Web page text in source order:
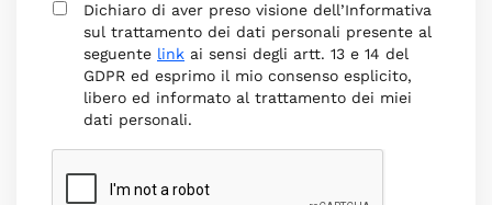
Dichiaro di aver preso visione dell’Informativa
sul trattamento dei dati personali presente al
seguente link ai sensi degli artt. 13 e 14 del
GDPR ed esprimo il mio consenso esplicito,
libero ed informato al trattamento dei miei
dati personali.